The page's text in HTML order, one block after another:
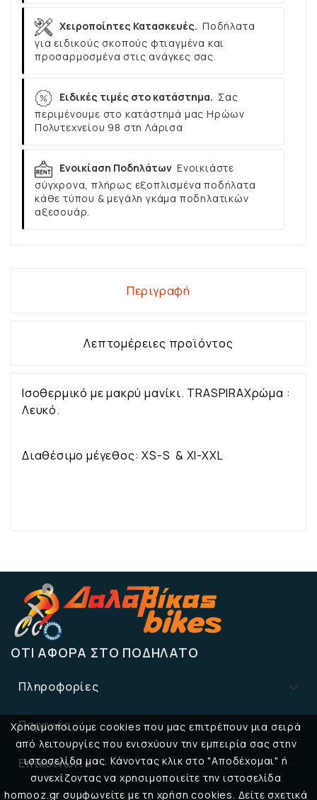
Χρησιμοποιούμε cookies που μας επιτρέπουν μια σειρά
από λειτουργίες που ενισχύουν την εμπειρία σας στην
ιστοσελίδα μας. Κάνοντας κλικ στο "Αποδέχομαι" ή
συνεχίζοντας να χρησιμοποιείτε την ιστοσελίδα
homooz.gr συμφωνείτε με τη χρήση cookies. Δείτε σχετικά
Χειροποίητες Κατασκευές. Ποδήλατα
για ειδικούς σκοπούς φτιαγμένα και
προσαρμοσμένα στις ανάγκες σας.
Ειδικές τιμές στο κατάστημα. Σας
περιμένουμε στο κατάστημά μας Ηρώων
Πολυτεχνείου 98 στη Λάρισα
Ενοικίαση Ποδηλάτων Ενοικιάστε
σύγχρονα, πλήρως εξοπλισμένα ποδήλατα
κάθε τύπου & μεγάλη γκάμα ποδηλατικών
αξεσουάρ.
Περιγραφή
Λεπτομέρειες προϊόντος
Ισοθερμικό με μακρύ μανίκι. TRASPIRAΧρώμα :
Λευκό.
Διαθέσιμο μέγεθος: XS-S & Xl-XXL
ΌΤΙ ΑΦΟΡΆ ΣΤΟ ΠΟΔΉΛΑΤΟ
Πληροφορίες 
Παροχές 
Επικοινωνία 